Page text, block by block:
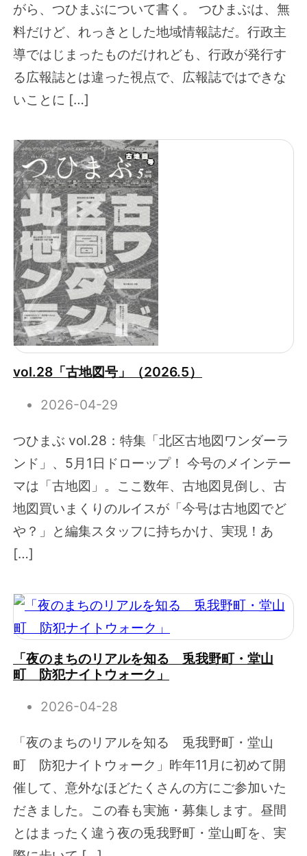
がら、つひまぶについて書く。 つひまぶは、無
料だけど、れっきとした地域情報誌だ。行政主
導ではじまったものだけれども、行政が発行す
る広報誌とは違った視点で、広報誌ではできな
いことに […]
vol.28「古地図号」（2026.5）
2026-04-29
つひまぶ vol.28：特集「北区古地図ワンダーラ
ンド」、5月1日ドローップ！ 今号のメインテー
マは「古地図」。ここ数年、古地図見倒し、古
地図買いまくりのルイスが「今号は古地図でど
や？」と編集スタッフに持ちかけ、実現！あ
[…]
「夜のまちのリアルを知る 兎我野町・堂山
町 防犯ナイトウォーク」
2026-04-28
「夜のまちのリアルを知る 兎我野町・堂山
町 防犯ナイトウォーク」昨年11月に初めて開
催して、意外なほどたくさんの方にご参加いた
だきました。この春も実施・募集します。昼間
とはまったく違う夜の兎我野町・堂山町を、実